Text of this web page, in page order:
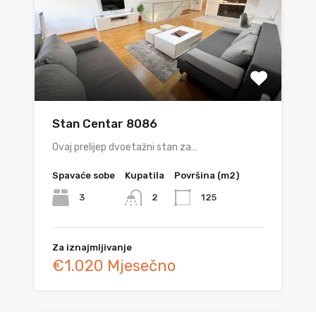
Stan Centar 8086
Ovaj prelijep dvoetažni stan za…
Spavaće sobe
3
Kupatila
2
Površina (m2)
125
Za iznajmljivanje
€1.020 Mjesečno